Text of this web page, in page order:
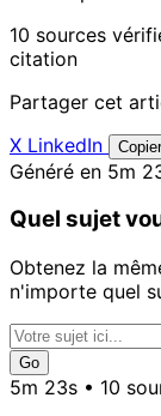
10 sources
citation
Partager cet
X LinkedIn
Généré en 5m
Quel sujet
Obtenez la
n'importe quel
Go
5m 23s • 10